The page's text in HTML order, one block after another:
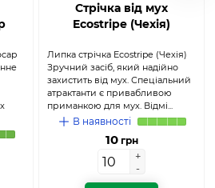
Стрічка від мух
Ecostripe (Чехія)
Липка стрічка Ecostripe (Чехія)
Зручний засіб, який надійно
захистить від мух. Спеціальний
атрактанти є привабливою
приманкою для мух. Відмі...
В наявності
10грн
+
-
+
-